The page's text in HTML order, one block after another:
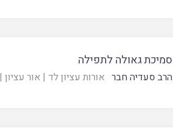
סמיכת גאולה לתפילה
הרב סעדיה חבר אורות עציון לד |אור עציון |